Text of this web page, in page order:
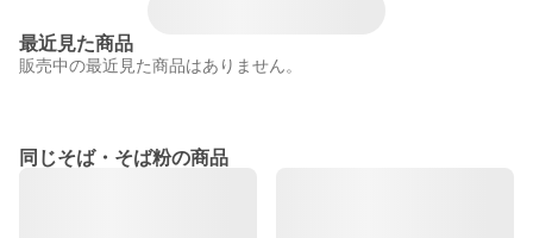
最近見た商品
販売中の最近見た商品はありません。
同じそば・そば粉の商品